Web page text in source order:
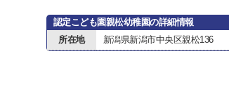
認定こども園親松幼稚園の詳細情報
所在地
新潟県新潟市中央区親松136